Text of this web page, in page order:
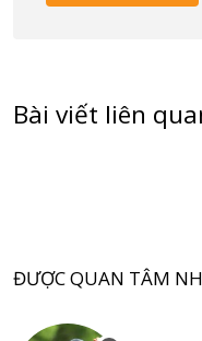
Bài viết liên
ĐƯỢC QUAN TÂM